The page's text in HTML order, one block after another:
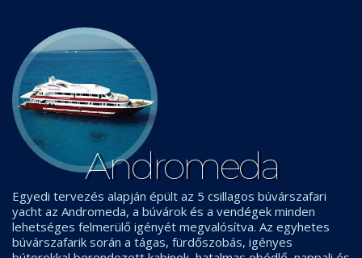
Andromeda
Egyedi tervezés alapján épült az 5 csillagos búvárszafari
yacht az Andromeda, a búvárok és a vendégek minden
lehetséges felmerülő igényét megvalósítva. Az egyhetes
búvárszafarik során a tágas, fürdőszobás, igényes